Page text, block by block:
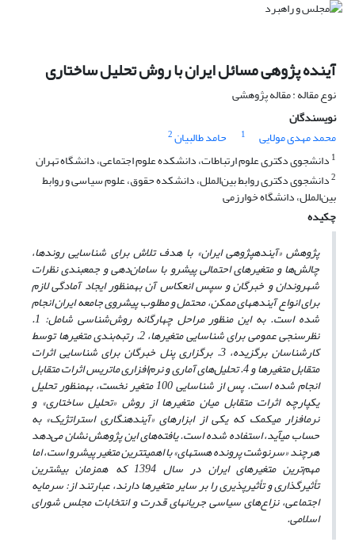
آینده‌ پژوهی مسائل ایران با روش تحلیل ساختاری
نوع مقاله : مقاله پژوهشی
نویسندگان
محمد مهدی مولایی
1 حامد طالبیان2
1 دانشجوی دکتری علوم ارتباطات، دانشکده علوم اجتماعی، دانشگاه تهران
2دانشجوی دکتری روابط بین‌الملل، دانشکده حقوق، علوم سیاسی و روابط
بین‌الملل، دانشگاه خوارزمی
چکیده
پژوهش «آینده‏پژوهی ایران» با هدف تلاش برای شناسایی روندها،
چالش‌ها و متغیرهای احتمالی پیش‏رو با سامان‌دهی و جمع‏بندی نظرات
شهروندان و خبرگان و سپس انعکاس آن به‏منظور ایجاد آمادگی لازم
برای انواع آینده‏های ممکن، محتمل و مطلوب پیش‏روی جامعه ایران انجام
شده است. به این منظور مراحل چهارگانه روش‌شناسی شامل: 1.
نظرسنجی عمومی برای شناسایی متغیرها، 2. رتبه‌بندی متغیرها توسط
کارشناسان برگزیده، 3. برگزاری پنل خبرگان برای شناسایی اثرات
متقابل متغیرها و 4. تحلیل‌های آماری و نرم‌افزاری ماتریس اثرات متقابل
انجام شده است. پس از شناسایی 100 متغیر نخست، به‏منظور تحلیل
یکپارچه اثرات متقابل میان متغیرها از روش «تحلیل ساختاری» و
نرم‏افزار میک‏مک که یکی از ابزارهای «آینده‏نگاری استراتژیک» به
حساب می‏آید، استفاده شده است. یافته‌های این پژوهش نشان می‌دهد
هرچند «سرنوشت پرونده هسته‏ای» با اهمیت‏ترین متغیر پیش‏رو است، اما
مهم‌ترین متغیرهای ایران در سال 1394 که هم‏زمان بیشترین
تأثیرگذاری و تأثیرپذیری را بر سایر متغیرها دارند، عبارتند از: سرمایه
اجتماعی، نزاع‌های سیاسی جریان‏های قدرت و انتخابات مجلس شورای
اسلامی.